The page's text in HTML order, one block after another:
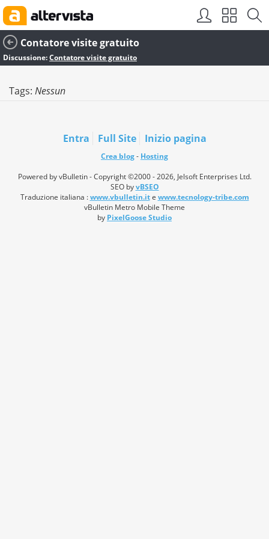
Contatore visite gratuito
Discussione:Contatore visite gratuito
Tags: Nessun
Entra Full Site Inizio pagina
Crea blog- Hosting
Powered by vBulletin - Copyright ©2000 - 2026, Jelsoft Enterprises Ltd.
SEO byvBSEO
Traduzione italiana :www.vbulletin.ite www.tecnology-tribe.com
vBulletin Metro Mobile Theme
by PixelGoose Studio